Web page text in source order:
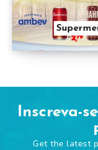
Inscreva-
Get the latest